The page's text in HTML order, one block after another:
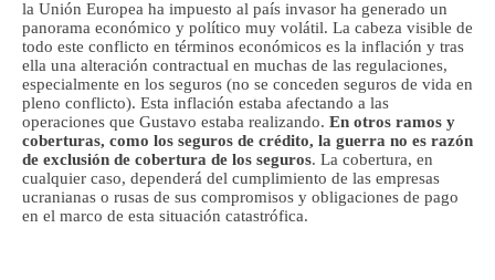
la Unión Europea ha impuesto al país invasor ha generado un
panorama económico y político muy volátil. La cabeza visible de
todo este conflicto en términos económicos es la inflación y tras
ella una alteración contractual en muchas de las regulaciones,
especialmente en los seguros (no se conceden seguros de vida en
pleno conflicto). Esta inflación estaba afectando a las
operaciones que Gustavo estaba realizando. En otros ramos y
coberturas, como los seguros de crédito, la guerra no es razón
de exclusión de cobertura de los seguros. La cobertura, en
cualquier caso, dependerá del cumplimiento de las empresas
ucranianas o rusas de sus compromisos y obligaciones de pago
en el marco de esta situación catastrófica.